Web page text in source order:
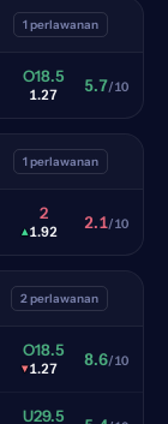
1 perlawanan
O18.5
1.27 5.7/10
1 perlawanan
2
▴1.92 2.1/10
2 perlawanan
O18.5
▾1.27 8.6/10
U29.5